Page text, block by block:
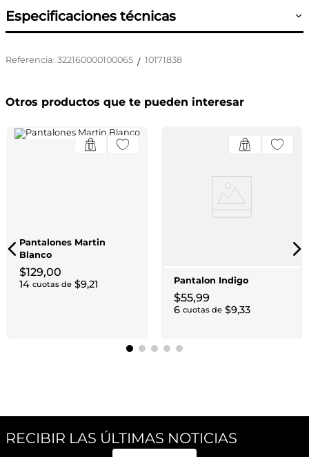
Especificaciones técnicas
Referencia: 322160000100065 / 10171838
Otros productos que te pueden interesar
Pantalones Martin
Blanco
$129,00
14 cuotas de $9,21 Pantalon Indigo
$55,99
6 cuotas de $9,33
RECIBIR LAS ÚLTIMAS NOTICIAS